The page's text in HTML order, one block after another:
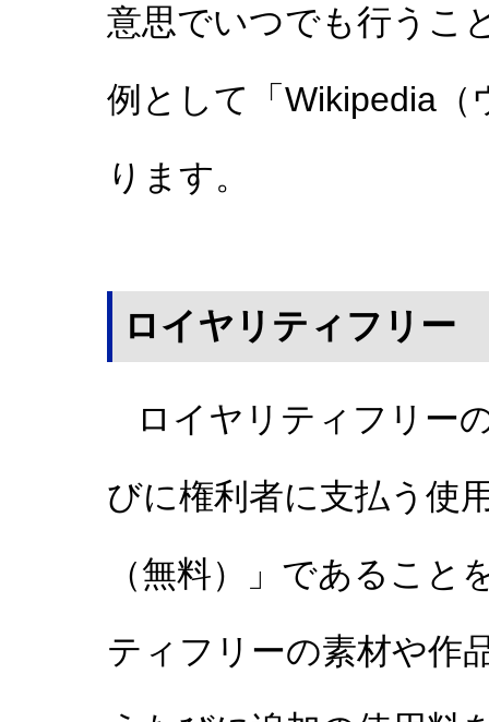
意思でいつでも行うこ
例として「Wikipedia
ります。
ロイヤリティフリー
ロイヤリティフリー
びに権利者に支払う使
（無料）」であるこ
ティフリーの素材や作